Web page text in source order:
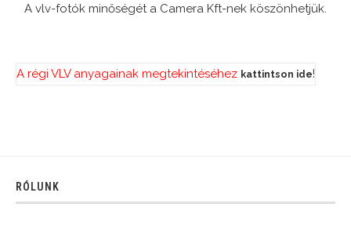
A vlv-fotók minőségét a Camera Kft-nek köszönhetjük.
A régi VLV anyagainak megtekintéséhez kattintson ide!
RÓLUNK